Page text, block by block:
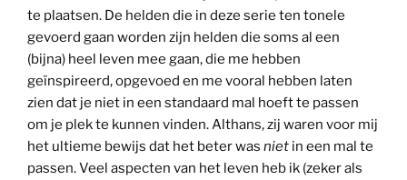
te plaatsen. De helden die in deze serie ten tonele
gevoerd gaan worden zijn helden die soms al een
(bijna) heel leven mee gaan, die me hebben
geïnspireerd, opgevoed en me vooral hebben laten
zien dat je niet in een standaard mal hoeft te passen
om je plek te kunnen vinden. Althans, zij waren voor mij
het ultieme bewijs dat het beter was niet in een mal te
passen. Veel aspecten van het leven heb ik (zeker als